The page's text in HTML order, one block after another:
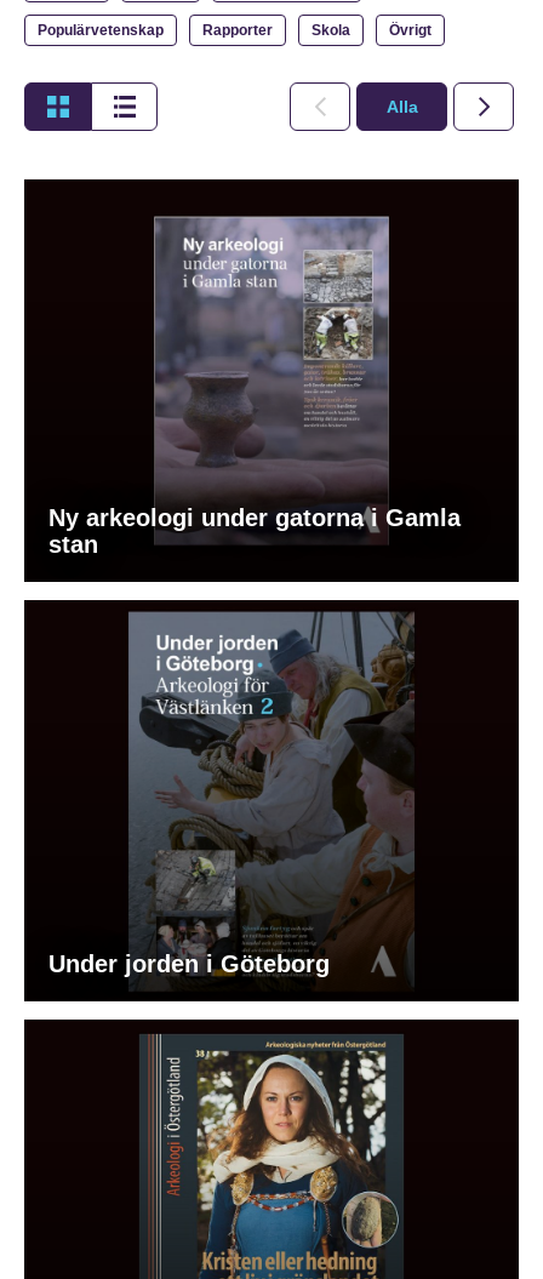
Populärvetenskap Rapporter Skola Övrigt
Alla 2026
Ny arkeologi under gatorna i Gamla
stan
Under jorden i Göteborg